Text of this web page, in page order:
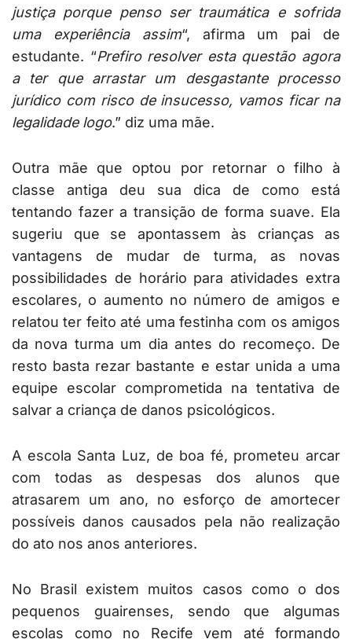
justiça porque penso ser traumática e sofrida
uma experiência assim“, afirma um pai de
estudante. “Prefiro resolver esta questão agora
a ter que arrastar um desgastante processo
jurídico com risco de insucesso, vamos ficar na
legalidade logo.” diz uma mãe.
Outra mãe que optou por retornar o filho à
classe antiga deu sua dica de como está
tentando fazer a transição de forma suave. Ela
sugeriu que se apontassem às crianças as
vantagens de mudar de turma, as novas
possibilidades de horário para atividades extra
escolares, o aumento no número de amigos e
relatou ter feito até uma festinha com os amigos
da nova turma um dia antes do recomeço. De
resto basta rezar bastante e estar unida a uma
equipe escolar comprometida na tentativa de
salvar a criança de danos psicológicos.
A escola Santa Luz, de boa fé, prometeu arcar
com todas as despesas dos alunos que
atrasarem um ano, no esforço de amortecer
possíveis danos causados pela não realização
do ato nos anos anteriores.
No Brasil existem muitos casos como o dos
pequenos guairenses, sendo que algumas
escolas como no Recife vem até formando